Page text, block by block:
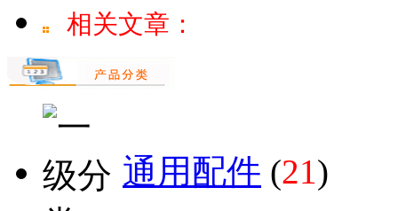
相关文章：
通用配件 (21)